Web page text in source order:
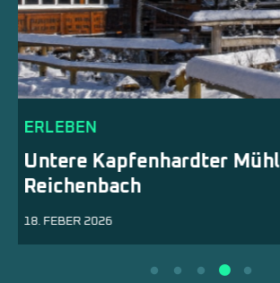
ERLEBEN
Kleinwasserkraftwerk
20. JÄNNER 2026